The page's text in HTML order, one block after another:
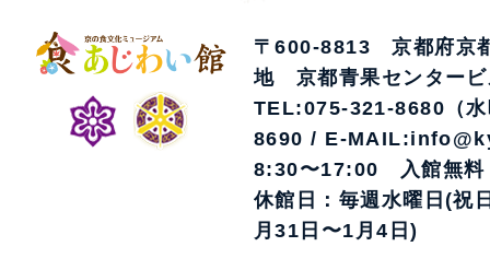
〒600-8813 京都府京
地 京都青果センタービ
TEL:075-321-8680（
8690 / E-
8:30〜17:00 入館無料
休館日：毎週水曜日(祝
月31日〜1月4日)